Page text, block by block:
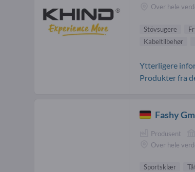
Over hele
Stövsugere
Kabeltilbehør
Ytterligere
Produkter fra
Fashy
Produsent
Over hele
Sportsklær